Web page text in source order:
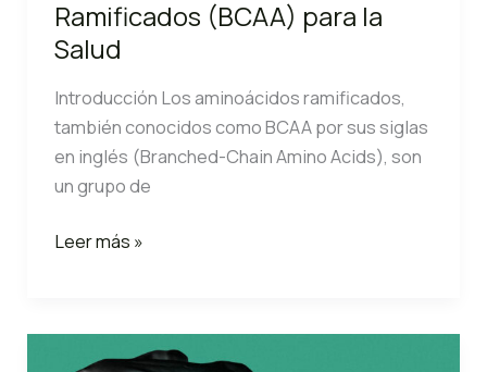
Ramificados (BCAA) para la
Salud
Introducción Los aminoácidos ramificados,
también conocidos como BCAA por sus siglas
en inglés (Branched-Chain Amino Acids), son
un grupo de
Beneficios
Aminoácidos
Ramificados
Leer más »